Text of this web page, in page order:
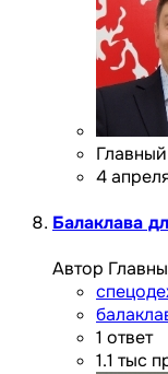
4
Балаклава
Автор
1 ответ
1.1 тыс